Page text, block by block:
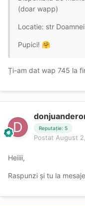
(doar wapp)
Locatie: str Doamnei
Pupici! 🤗
Ți-am dat wap 745 la
Reputație: 5
Postat August
Heiiii,
Raspunzi și tu la